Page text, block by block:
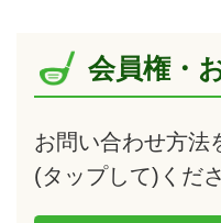
会員権・
お問い合わせ方法
(タップして) くだ